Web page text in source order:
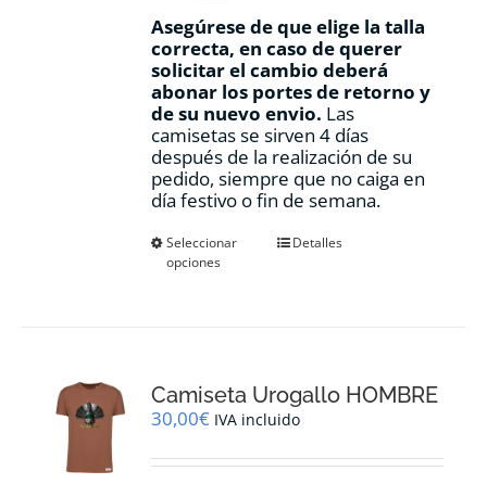
Asegúrese de que elige la talla
correcta, en caso de querer
solicitar el cambio deberá
abonar los portes de retorno y
de su nuevo envio. Las
camisetas se sirven 4 días
después de la realización de su
pedido, siempre que no caiga en
día festivo o fin de semana.
Seleccionar
opciones
Este
se
pueden
en
Detalles
Camiseta Urogallo HOMBRE
30,00€ IVA incluido